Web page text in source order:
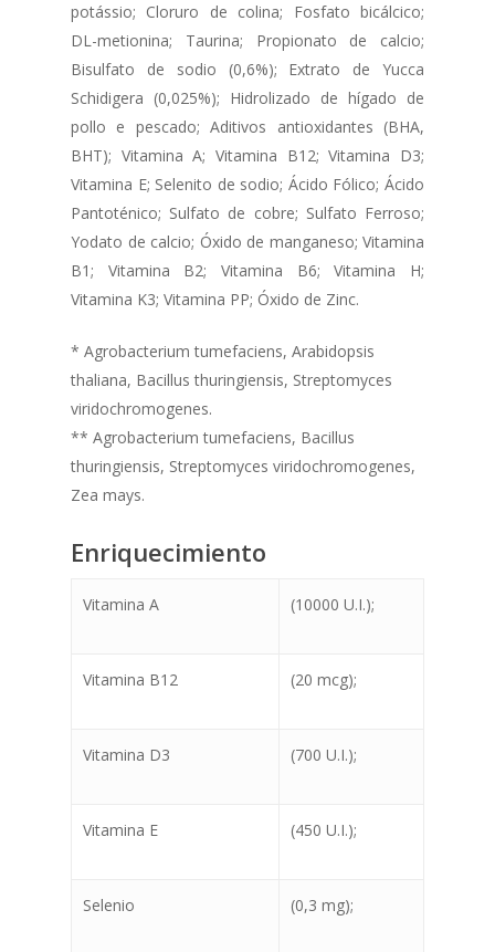
potássio; Cloruro de colina; Fosfato bicálcico;
DL-metionina; Taurina; Propionato de calcio;
Bisulfato de sodio (0,6%); Extrato de Yucca
Schidigera (0,025%); Hidrolizado de hígado de
pollo e pescado; Aditivos antioxidantes (BHA,
BHT); Vitamina A; Vitamina B12; Vitamina D3;
Vitamina E; Selenito de sodio; Ácido Fólico; Ácido
Pantoténico; Sulfato de cobre; Sulfato Ferroso;
Yodato de calcio; Óxido de manganeso; Vitamina
B1; Vitamina B2; Vitamina B6; Vitamina H;
Vitamina K3; Vitamina PP; Óxido de Zinc.
* Agrobacterium tumefaciens, Arabidopsis
thaliana, Bacillus thuringiensis, Streptomyces
viridochromogenes.
** Agrobacterium tumefaciens, Bacillus
thuringiensis, Streptomyces viridochromogenes,
Zea mays.
Enriquecimiento
Vitamina A (10000 U.I.);
Vitamina B12 (20 mcg);
Vitamina D3 (700 U.I.);
Vitamina E (450 U.I.);
Selenio (0,3 mg);